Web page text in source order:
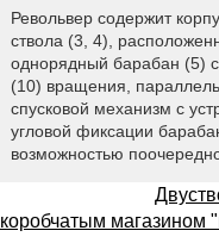
Револьвер содержит
ствола (3, 4),
однорядный барабан (5)
(10) вращения,
спусковой механизм с
угловой фиксации
возможностью
коробчатым магазином